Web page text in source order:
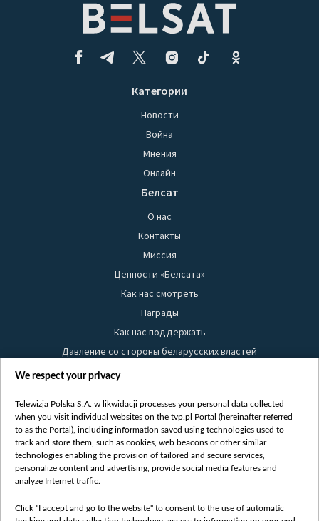
Категории
Новости
Война
Мнения
Онлайн
Белсат
О нас
Контакты
Миссия
Ценности «Белсата»
Как нас смотреть
Награды
Как нас поддержать
Давление со стороны беларусских властей
Правила использования материалов
Безопасность
Youtube
Белсат news
Белсат Life
Belsat English
We respect your privacy
Telewizja Polska S.A. w likwidacji processes your personal data collected
when you visit individual websites on the tvp.pl Portal (hereinafter referred
to as the Portal), including information saved using technologies used to
track and store them, such as cookies, web beacons or other similar
technologies enabling the provision of tailored and secure services,
personalize content and advertising, provide social media features and
analyze Internet traffic.
Click "I accept and go to the website" to consent to the use of automatic